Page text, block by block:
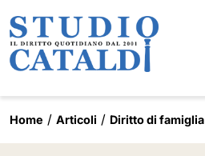
Home Articoli Diritto di famiglia